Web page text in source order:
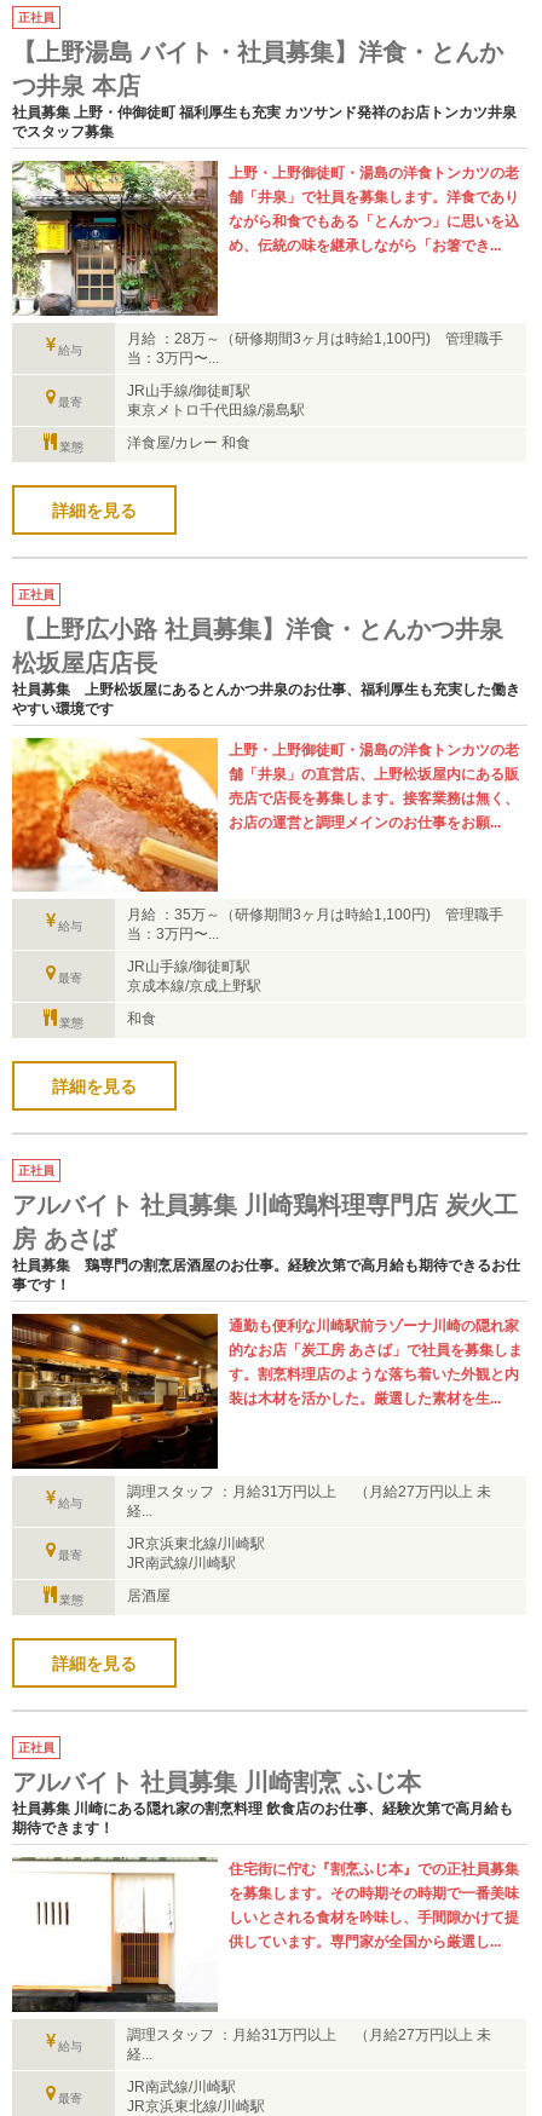
正社員
【上野湯島 バイト・社員募集】洋食・とんか
つ井泉 本店
社員募集 上野・仲御徒町 福利厚生も充実 カツサンド発祥のお店トンカツ井泉
でスタッフ募集
上野・上野御徒町・湯島の洋食トンカツの老
舗「井泉」で社員を募集します。洋食であり
ながら和食でもある「とんかつ」に思いを込
め、伝統の味を継承しながら「お箸でき...
給与
月給 ：28万～（研修期間3ヶ月は時給1,100円) 管理職手
当：3万円〜...
最寄
JR山手線/御徒町駅
東京メトロ千代田線/湯島駅
業態 洋食屋/カレー 和食
詳細を見る
正社員
【上野広小路 社員募集】洋食・とんかつ井泉
松坂屋店店長
社員募集 上野松坂屋にあるとんかつ井泉のお仕事、福利厚生も充実した働き
やすい環境です
上野・上野御徒町・湯島の洋食トンカツの老
舗「井泉」の直営店、上野松坂屋内にある販
売店で店長を募集します。接客業務は無く、
お店の運営と調理メインのお仕事をお願...
給与
月給 ：35万～（研修期間3ヶ月は時給1,100円) 管理職手
当：3万円〜...
最寄
JR山手線/御徒町駅
京成本線/京成上野駅
業態 和食
詳細を見る
正社員
アルバイト 社員募集 川崎鶏料理専門店 炭火工
房 あさば
社員募集 鶏専門の割烹居酒屋のお仕事。経験次第で高月給も期待できるお仕
事です！
通勤も便利な川崎駅前ラゾーナ川崎の隠れ家
的なお店「炭工房 あさば」で社員を募集しま
す。割烹料理店のような落ち着いた外観と内
装は木材を活かした。厳選した素材を生...
給与
調理スタッフ ：月給31万円以上 （月給27万円以上 未
経...
最寄
JR京浜東北線/川崎駅
JR南武線/川崎駅
業態 居酒屋
詳細を見る
正社員
アルバイト 社員募集 川崎割烹 ふじ本
社員募集 川崎にある隠れ家の割烹料理 飲食店のお仕事、経験次第で高月給も
期待できます！
住宅街に佇む『割烹ふじ本』での正社員募集
を募集します。その時期その時期で一番美味
しいとされる食材を吟味し、手間隙かけて提
供しています。専門家が全国から厳選し...
給与
調理スタッフ ：月給31万円以上 （月給27万円以上 未
経...
最寄
JR南武線/川崎駅
JR京浜東北線/川崎駅